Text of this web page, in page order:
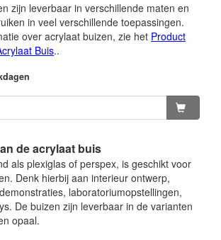
zijn leverbaar in verschillende maten en
in veel verschillende toepassingen.
over acrylaat buizen, zie het Product
Buis..
de acrylaat buis
als plexiglas of perspex, is geschikt voor
Denk hierbij aan interieur ontwerp,
laboratoriumopstellingen,
De buizen zijn leverbaar in de varianten
opaal.